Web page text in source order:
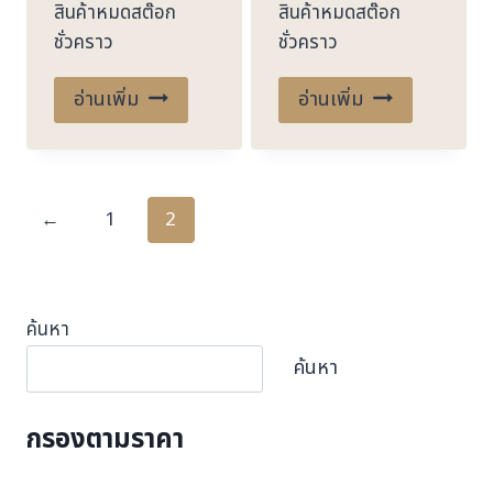
was:
3,500.00 ฿.
สินค้าหมดสต๊อก
ชั่วคราว
อ่านเพิ่ม
was:
สินค้าหมดสต๊อก
ชั่วคราว
อ่านเพิ่ม
← 1 2
ค้นหา
ค้นหา
กรองตามราคา